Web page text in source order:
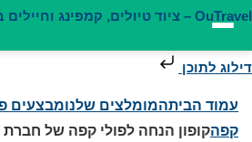
דילוג לתוכן
עמוד הביתהמומלצים שלנומבצעים
קפהקופון הנחה לפולי קפה של חברת Costa